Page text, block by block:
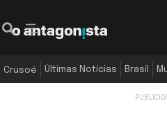
Crusoé Últimas Notícias Brasil